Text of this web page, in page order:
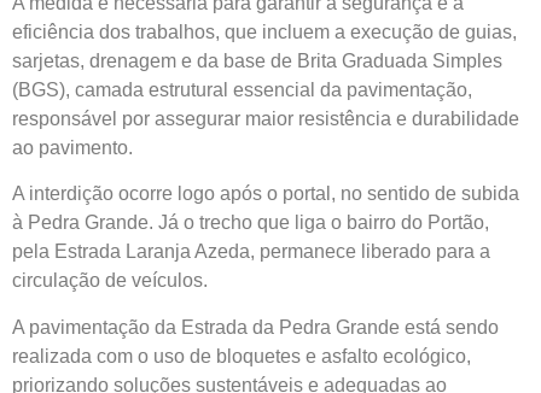
eficiência dos trabalhos, que incluem a execução de guias,
sarjetas, drenagem e da base de Brita Graduada Simples
(BGS), camada estrutural essencial da pavimentação,
responsável por assegurar maior resistência e durabilidade
ao pavimento.
A interdição ocorre logo após o portal, no sentido de subida
à Pedra Grande. Já o trecho que liga o bairro do Portão,
pela Estrada Laranja Azeda, permanece liberado para a
circulação de veículos.
A pavimentação da Estrada da Pedra Grande está sendo
realizada com o uso de bloquetes e asfalto ecológico,
priorizando soluções sustentáveis e adequadas ao